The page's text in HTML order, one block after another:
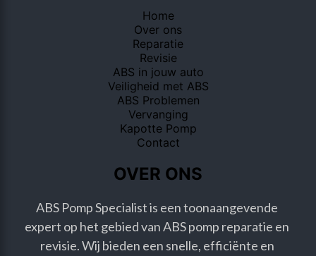
Home
Over ons
Reparatie
Revisie
ABS in jouw auto
Veiligheid met ABS
ABS Problemen
Vervanging
Kapotte Pomp
Contact
OVER ONS
ABS Pomp Specialist is een toonaangevende
expert op het gebied van ABS pomp reparatie en
revisie. Wij bieden een snelle, efficiënte en